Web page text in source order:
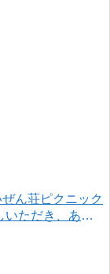
ん荘ピクニック
いただき、あり